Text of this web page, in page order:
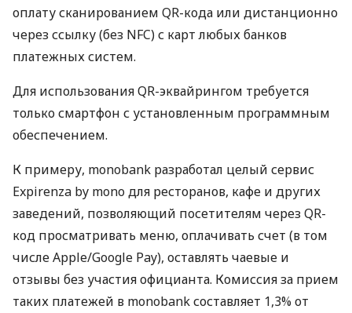
оплату сканированием QR-кода или дистанционно
через ссылку (без NFC) с карт любых банков
платежных систем.
Для использования QR-эквайрингом требуется
только смартфон с установленным программным
обеспечением.
К примеру, monobank разработал целый сервис
Expirenza by mono для ресторанов, кафе и других
заведений, позволяющий посетителям через QR-
код просматривать меню, оплачивать счет (в том
числе Apple/Google Pay), оставлять чаевые и
отзывы без участия официанта. Комиссия за прием
таких платежей в monobank составляет 1,3% от